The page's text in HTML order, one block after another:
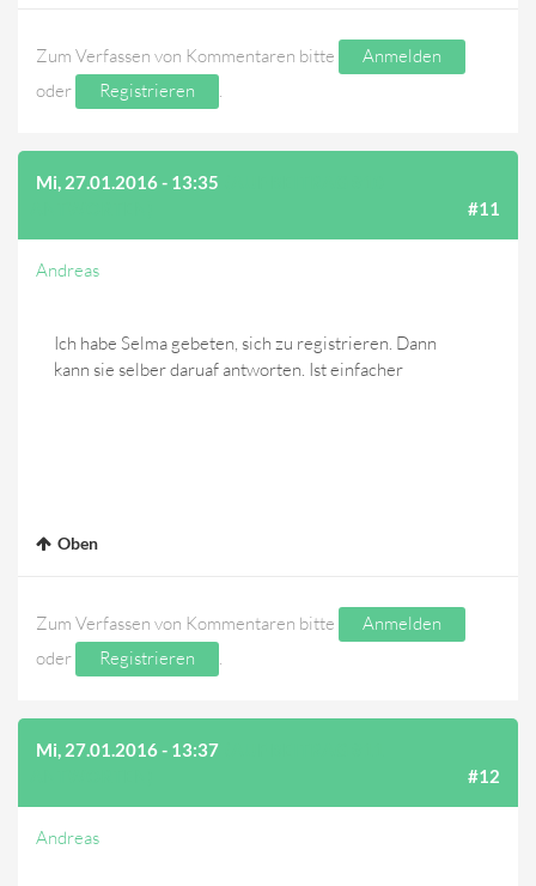
Zum Verfassen von Kommentaren bitte
Anmelden
oder
Registrieren .
Mi, 27.01.2016 - 13:35
#11
Andreas
Ich habe Selma gebeten, sich zu registrieren. Dann
kann sie selber daruaf antworten. Ist einfacher
Oben
Zum Verfassen von Kommentaren bitte
Anmelden
oder
Registrieren .
Mi, 27.01.2016 - 13:37
#12
Andreas